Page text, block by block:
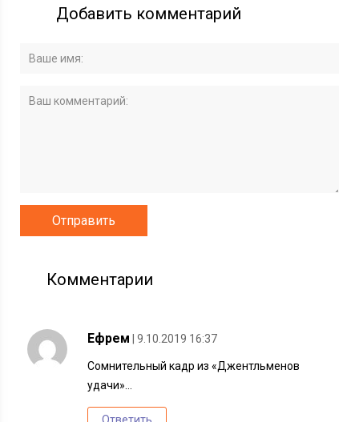
Добавить комментарий
Комментарии
Ефрем | 9.10.2019 16:37
Сомнительный кадр из «Джентльменов
удачи»…